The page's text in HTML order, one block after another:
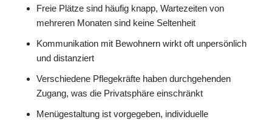
Freie Plätze sind häufig knapp, Wartezeiten von
mehreren Monaten sind keine Seltenheit
Kommunikation mit Bewohnern wirkt oft unpersönlich
und distanziert
Verschiedene Pflegekräfte haben durchgehenden
Zugang, was die Privatsphäre einschränkt
Menügestaltung ist vorgegeben, individuelle